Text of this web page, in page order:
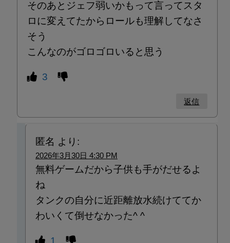
そのあとジェフ弱いかもって言ってスタ
ロに変えてたからロールも理解してなさ
そう
こんなのがゴロゴロいると思う
3
返信
匿名 より:
2026年3月30日 4:30 PM
無料ゲームだから子供も手がだせるよ
ね
タンクの自分に近距離放水続けててか
わいくて倒せなかった^ ^
1